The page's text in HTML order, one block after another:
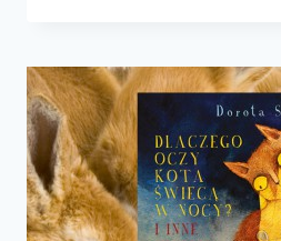
ZWZ
AK
1944)
I